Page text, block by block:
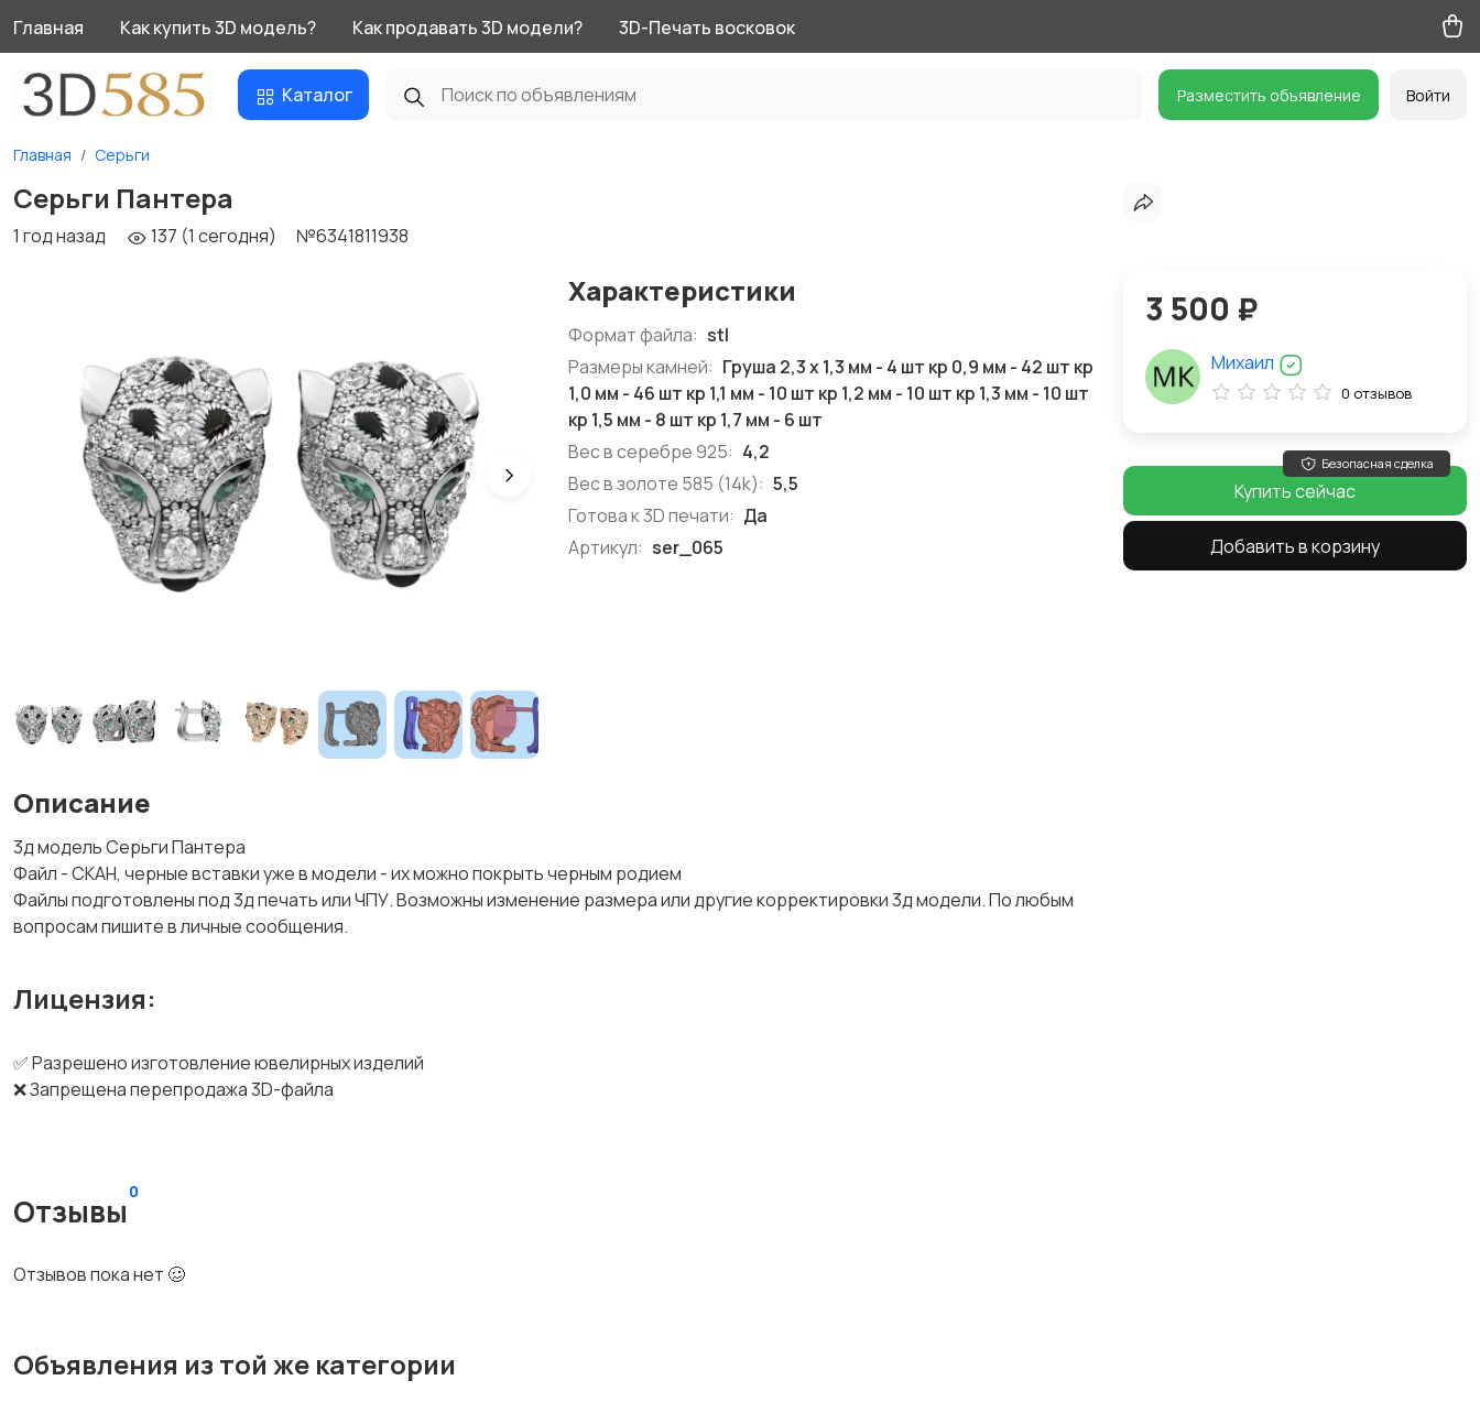
Главная Как купить 3D модель? Как продавать 3D модели? 3D-Печать восковок
Каталог Разместить объявление Войти
Главная Серьги
Серьги Пантера
1 год назад 137 (1 сегодня) №6341811938
Характеристики
Формат файла: stl
Размеры камней: Груша 2,3 х 1,3 мм - 4 шт кр 0,9 мм - 42 шт кр
1,0 мм - 46 шт кр 1,1 мм - 10 шт кр 1,2 мм - 10 шт кр 1,3 мм - 10 шт
кр 1,5 мм - 8 шт кр 1,7 мм - 6 шт
Вес в серебре 925: 4,2
Вес в золоте 585 (14k): 5,5
Готова к 3D печати: Да
Артикул: ser_065
Описание
3д модель Серьги Пантера
Файл - СКАН, черные вставки уже в модели - их можно покрыть черным родием
Файлы подготовлены под 3д печать или ЧПУ. Возможны изменение размера или другие корректировки 3д модели. По любым
вопросам пишите в личные сообщения.
Лицензия:
✅ Разрешено изготовление ювелирных изделий
❌ Запрещена перепродажа 3D-файла
Отзывы
0
Отзывов пока нет 🥴
3 500 ₽
Михаил
0 отзывов
Безопасная сделка
Купить сейчас
Добавить в корзину
Объявления из той же категории